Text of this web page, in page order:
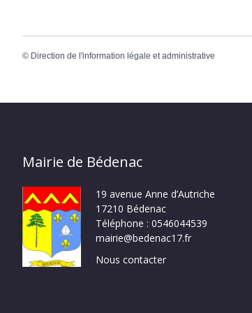
© Direction de l'information légale et administrative
Mairie de Bédenac
19 avenue Anne d’Autriche
17210 Bédenac
Téléphone : 0546044539
mairie@bedenac17.fr
Nous contacter